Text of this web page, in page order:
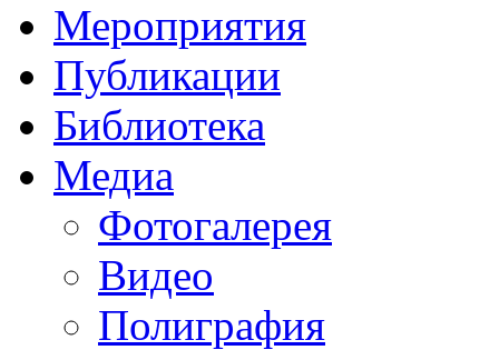
Мероприятия
Публикации
Библиотека
Медиа
Фотогалерея
Видео
Полиграфия